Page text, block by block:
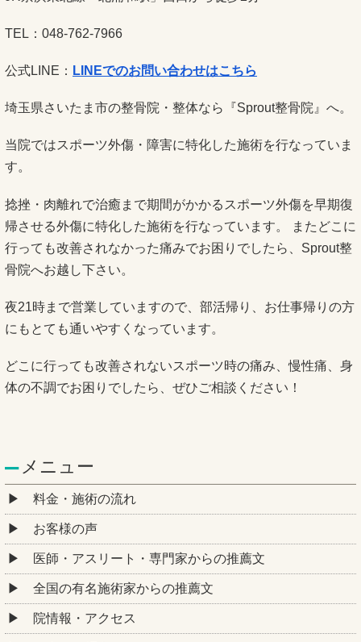
TEL：048-762-7966
公式LINE： LINEでのお問い合わせはこちら
埼玉県さいたま市の整骨院・整体なら『Sprout整骨院』へ。
当院ではスポーツ外傷・障害に特化した施術を行なっていま
す。
捻挫・肉離れで治癒まで期間がかかるスポーツ外傷を早期復
帰させる外傷に特化した施術を行なっています。 またどこに
行っても改善されなかった痛みでお困りでしたら、Sprout整
骨院へお越し下さい。
夜21時まで営業していますので、部活帰り、お仕事帰りの方
にもとても通いやすくなっています。
どこに行っても改善されないスポーツ時の痛み、慢性痛、身
体の不調でお困りでしたら、ぜひご相談ください！
メニュー
料金・施術の流れ
お客様の声
医師・アスリート・専門家からの推薦文
全国の有名施術家からの推薦文
院情報・アクセス